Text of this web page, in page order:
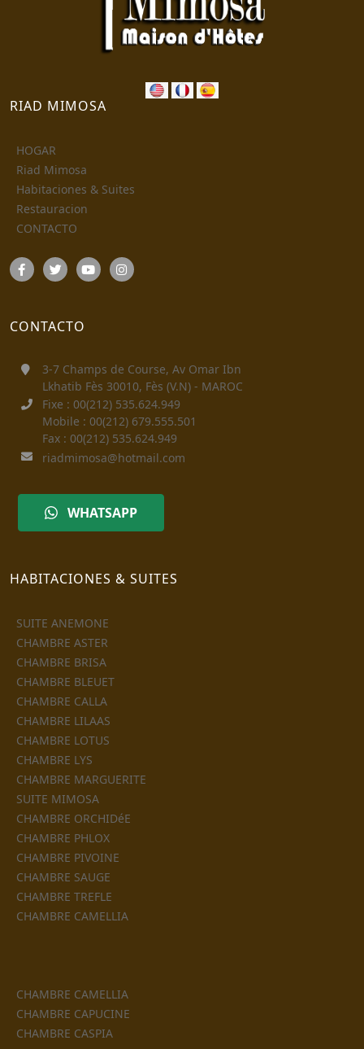
RIAD MIMOSA
HOGAR
Riad Mimosa
Habitaciones & Suites
Restauracion
CONTACTO
CONTACTO
3-7 Champs de Course, Av Omar Ibn
Lkhatib Fès 30010, Fès (V.N) - MAROC
Fixe : 00(212) 535.624.949
Mobile : 00(212) 679.555.501
Fax : 00(212) 535.624.949
riadmimosa@hotmail.com
WHATSAPP
HABITACIONES & SUITES
SUITE ANEMONE
CHAMBRE ASTER
CHAMBRE BRISA
CHAMBRE BLEUET
CHAMBRE CALLA
CHAMBRE LILAAS
CHAMBRE LOTUS
CHAMBRE LYS
CHAMBRE MARGUERITE
SUITE MIMOSA
CHAMBRE ORCHIDéE
CHAMBRE PHLOX
CHAMBRE PIVOINE
CHAMBRE SAUGE
CHAMBRE TREFLE
CHAMBRE CAMELLIA
CHAMBRE CAMELLIA
CHAMBRE CAPUCINE
CHAMBRE CASPIA